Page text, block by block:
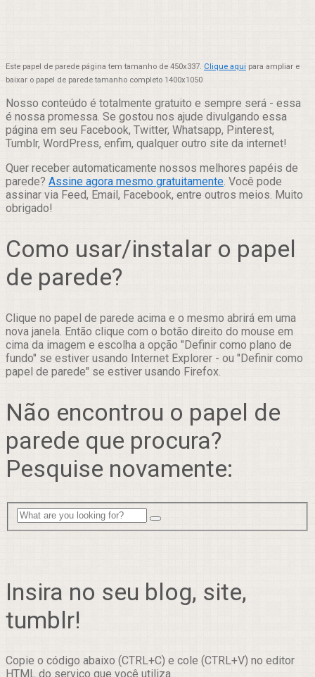
Este papel de parede página tem tamanho de 450x337. Clique aqui para ampliar e
baixar o papel de parede tamanho completo 1400x1050
Nosso conteúdo é totalmente gratuito e sempre será - essa
é nossa promessa. Se gostou nos ajude divulgando essa
página em seu Facebook, Twitter, Whatsapp, Pinterest,
Tumblr, WordPress, enfim, qualquer outro site da internet!
Quer receber automaticamente nossos melhores papéis de
parede? Assine agora mesmo gratuitamente. Você pode
assinar via Feed, Email, Facebook, entre outros meios. Muito
obrigado!
Como usar/instalar o papel
de parede?
Clique no papel de parede acima e o mesmo abrirá em uma
nova janela. Então clique com o botão direito do mouse em
cima da imagem e escolha a opção "Definir como plano de
fundo" se estiver usando Internet Explorer - ou "Definir como
papel de parede" se estiver usando Firefox.
Não encontrou o papel de
parede que procura?
Pesquise novamente:
Insira no seu blog, site,
tumblr!
Copie o código abaixo (CTRL+C) e cole (CTRL+V) no editor
HTML do serviço que você utiliza.